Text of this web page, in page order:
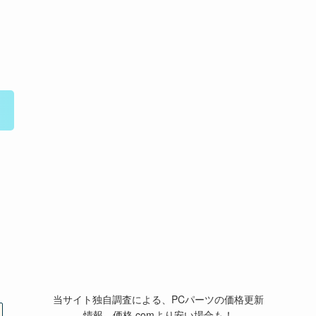
当サイト独自調査による、PCパーツの価格更新